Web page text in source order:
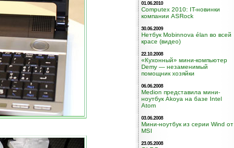
01.06.2010
Computex 2010: IT-новинки
компании ASRock
30.06.2009
Нетбук Mobinnova élan во всей
красе (видео)
22.10.2008
«Кухонный» мини-компьютер
Demy — незаменимый
помощник хозяйки
06.06.2008
Medion представила мини-
ноутбук Akoya на базе Intel
Atom
03.06.2008
Мини-ноутбук из серии Wind от
MSI
23.05.2008